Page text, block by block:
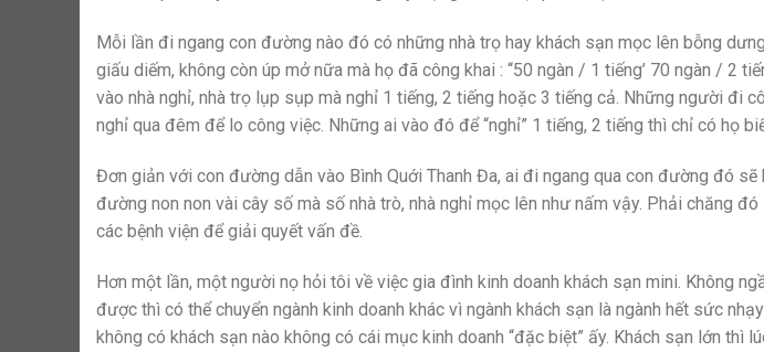
Mỗi lần đi ngang con đường nào đó có những nhà trọ hay khách sạn mọc lên bỗng
giấu diếm, không còn úp mở nữa mà họ đã công khai : “50 ngàn / 1 tiếng’ 70 ngàn / 2
vào nhà nghỉ, nhà trọ lụp sụp mà nghỉ 1 tiếng, 2 tiếng hoặc 3 tiếng cả. Những người đi
nghỉ qua đêm để lo công việc. Những ai vào đó để “nghỉ” 1 tiếng, 2 tiếng thì chỉ có họ
Đơn giản với con đường dẫn vào Bình Quới Thanh Đa, ai đi ngang qua con đường đó sẽ
đường non non vài cây số mà số nhà trò, nhà nghỉ mọc lên như nấm vậy. Phải chăng
các bệnh viện để giải quyết vấn đề.
Hơn một lần, một người nọ hỏi tôi về việc gia đình kinh doanh khách sạn mini. Không
được thì có thể chuyển ngành kinh doanh khác vì ngành khách sạn là ngành hết sức
không có khách sạn nào không có cái mục kinh doanh “đặc biệt” ấy. Khách sạn lớn thì